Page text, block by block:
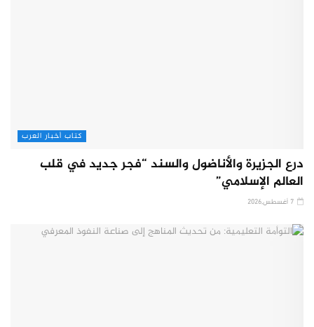
كتاب أخبار العرب
درع الجزيرة والأناضول والسند “فجر جديد في قلب
العالم الإسلامي”